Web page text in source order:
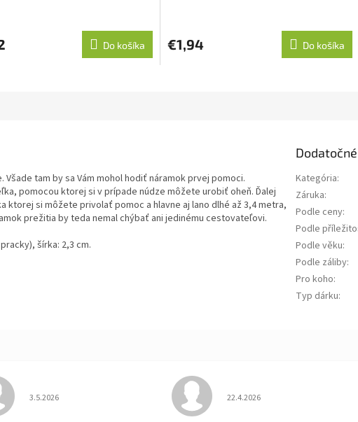
Do košíka €1,94 Do košíka
tam by sa Vám mohol hodiť náramok prvej pomoci.
pomocou ktorej si v prípade núdze môžete urobiť oheň. Ďalej
ktorej si môžete privolať pomoc a hlavne aj lano dlhé až 3,4 metra,
prežitia by teda nemal chýbať ani jedinému cestovateľovi.
šírka: 2,3 cm.
Kategória:
Záruka:
Podle ceny:
Podle
Podle věku:
Podle záliby:
Pro koho:
Typ dárku:
Hodnotenie obchodu je 3 z 5 hviezdičiek.
3.5.2026 Hodnotenie obchodu je 5 z 5
22.4.2026